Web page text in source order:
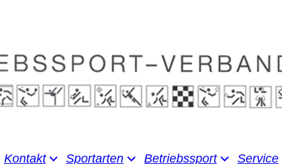
Kontakt Sportarten Betriebssport Service